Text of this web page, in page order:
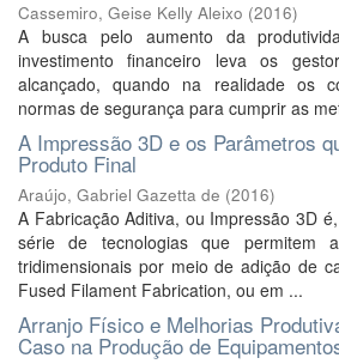
Cassemiro, Geise Kelly Aleixo (2016)
A busca pelo aumento da
investimento financeiro leva os
alcançado, quando na realidade os
normas de segurança para cumprir as
A Impressão 3D e os Parâmetros
Produto Final
Araújo, Gabriel Gazetta de (2016)
A Fabricação Aditiva, ou Impressão 3D
série de tecnologias que permitem
tridimensionais por meio de adição de
Fused Filament Fabrication, ou em ...
Arranjo Físico e Melhorias
Caso na Produção de